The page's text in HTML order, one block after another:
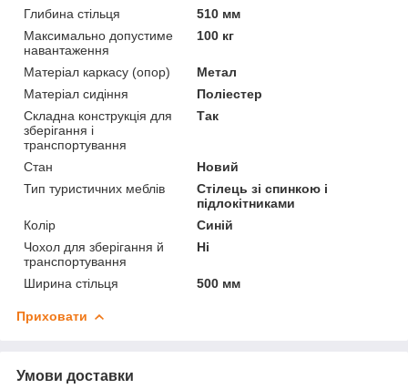
Глибина стільця
510 мм
Максимально допустиме
навантаження
100 кг
Матеріал каркасу (опор)
Метал
Матеріал сидіння
Поліестер
Складна конструкція для
зберігання і
транспортування
Так
Стан
Новий
Тип туристичних меблів
Стілець зі спинкою і
підлокітниками
Колір
Синій
Чохол для зберігання й
транспортування
Ні
Ширина стільця 500 мм
Приховати
Умови доставки